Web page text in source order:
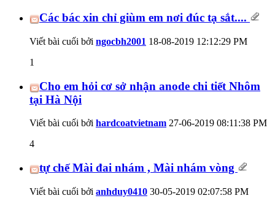
Các bác xin chỉ giùm em nơi đúc tạ sắt....
Viết bài cuối bởi ngocbh2001 18-08-2019 12:12:29 PM
1
Cho em hỏi cơ sở nhận anode chi tiết Nhôm
tại Hà Nội
Viết bài cuối bởi hardcoatvietnam 27-06-2019 08:11:38 PM
4
tự chế Mài đai nhám , Mài nhám vòng
Viết bài cuối bởi anhduy0410 30-05-2019 02:07:58 PM